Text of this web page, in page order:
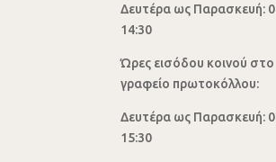
Δευτέρα ως Παρασκευή:
14:30
Ώρες εισόδου κοινού στο
γραφείο πρωτοκόλλου:
Δευτέρα ως Παρασκευή:
15:30